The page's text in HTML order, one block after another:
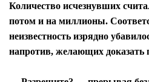
Количество исчезнувших
потом и на миллионы.
неизвестность изрядно
напротив, желающих доказать